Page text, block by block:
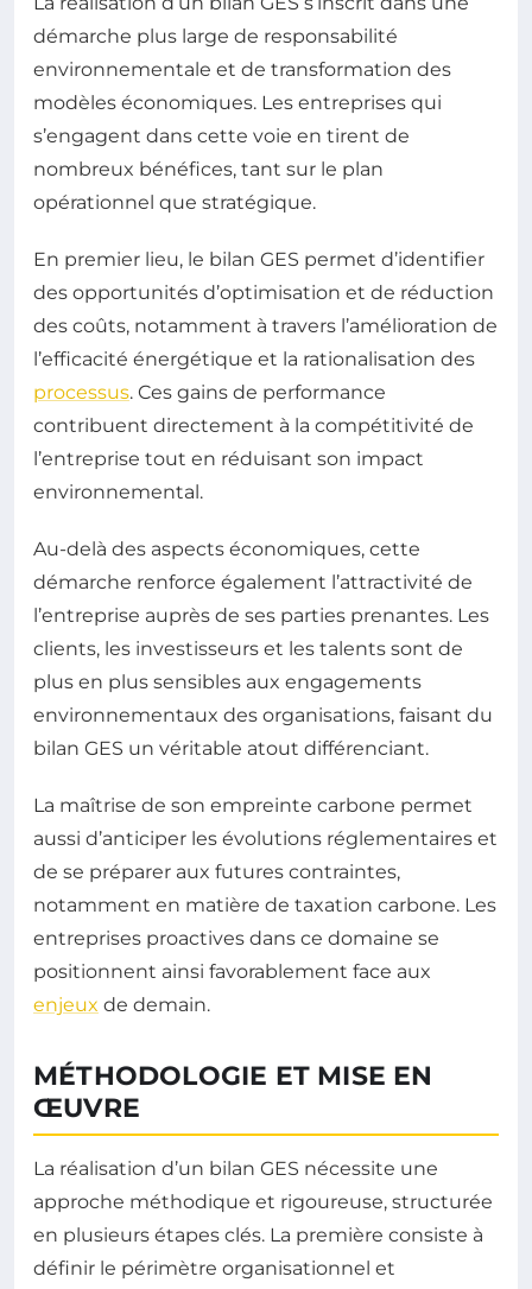
démarche plus large de responsabilité
environnementale et de transformation des
modèles économiques. Les entreprises qui
s’engagent dans cette voie en tirent de
nombreux bénéfices, tant sur le plan
opérationnel que stratégique.
En premier lieu, le bilan GES permet d’identifier
des opportunités d’optimisation et de réduction
des coûts, notamment à travers l’amélioration de
l’efficacité énergétique et la rationalisation des
processus. Ces gains de performance
contribuent directement à la compétitivité de
l’entreprise tout en réduisant son impact
environnemental.
Au-delà des aspects économiques, cette
démarche renforce également l’attractivité de
l’entreprise auprès de ses parties prenantes. Les
clients, les investisseurs et les talents sont de
plus en plus sensibles aux engagements
environnementaux des organisations, faisant du
bilan GES un véritable atout différenciant.
La maîtrise de son empreinte carbone permet
aussi d’anticiper les évolutions réglementaires et
de se préparer aux futures contraintes,
notamment en matière de taxation carbone. Les
entreprises proactives dans ce domaine se
positionnent ainsi favorablement face aux
enjeux de demain.
MÉTHODOLOGIE ET MISE EN
ŒUVRE
La réalisation d’un bilan GES nécessite une
approche méthodique et rigoureuse, structurée
en plusieurs étapes clés. La première consiste à
définir le périmètre organisationnel et